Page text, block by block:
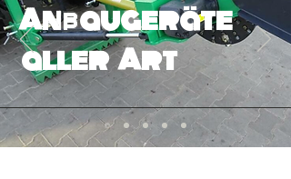
Anbaugeräte
aller Art